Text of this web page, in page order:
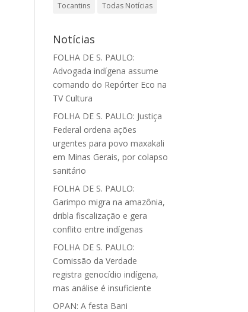
Tocantins
Todas Notícias
Notícias
FOLHA DE S. PAULO:
Advogada indígena assume
comando do Repórter Eco na
TV Cultura
FOLHA DE S. PAULO: Justiça
Federal ordena ações
urgentes para povo maxakali
em Minas Gerais, por colapso
sanitário
FOLHA DE S. PAULO:
Garimpo migra na amazônia,
dribla fiscalização e gera
conflito entre indígenas
FOLHA DE S. PAULO:
Comissão da Verdade
registra genocídio indígena,
mas análise é insuficiente
OPAN: A festa Bani